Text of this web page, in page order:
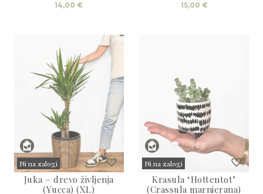
14,00 € 15,00 €
Ni na zalogi
Sold
Juka – drevo življenja
(Yucca) (XL)
Ni na zalogi
Sold
Krasula ‘Hottentot’
(Crassula marnierana)